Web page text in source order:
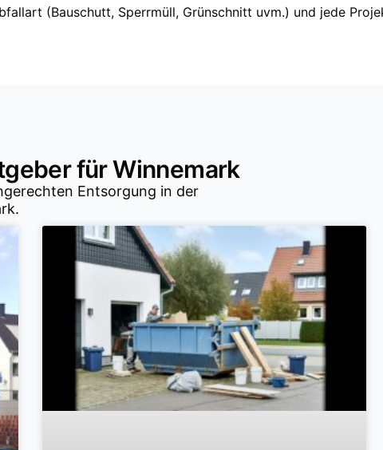
(Bauschutt, Sperrmüll, Grünschnitt uvm.) und jede
für Winnemark
Entsorgung in der